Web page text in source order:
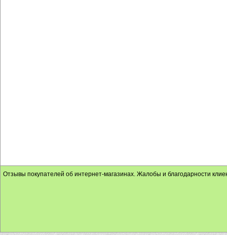
Отзывы покупателей об интернет-магазинах. Жалобы и благодарности